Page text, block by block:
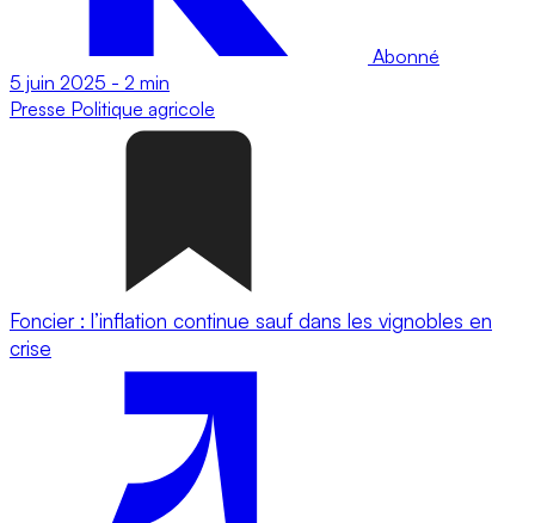
Abonné
5 juin 2025 - 2 min
Presse Politique agricole
Foncier : l’inflation continue sauf dans les vignobles en
crise